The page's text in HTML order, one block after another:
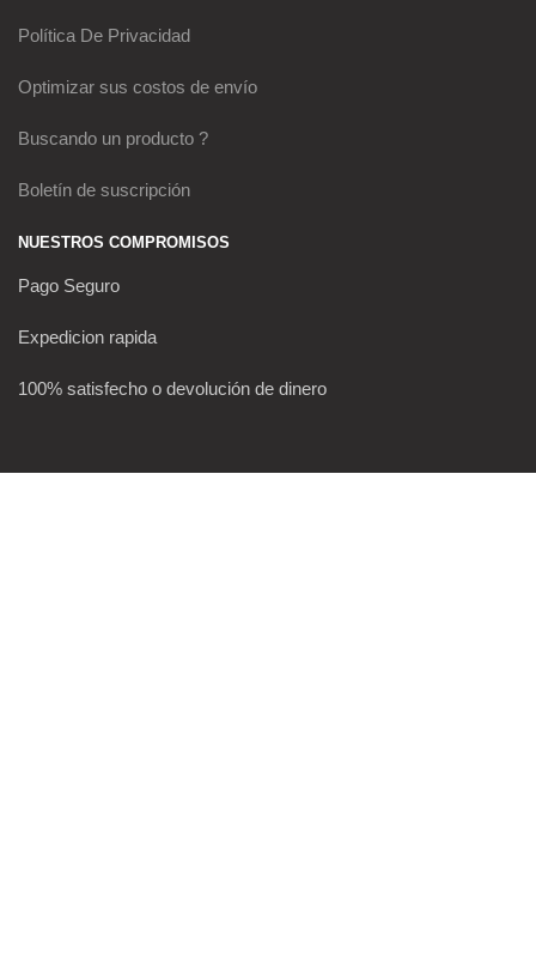
Política De Privacidad
Optimizar sus costos de envío
Buscando un producto ?
Boletín de suscripción
NUESTROS COMPROMISOS
Pago Seguro
Expedicion rapida
100% satisfecho o devolución de dinero